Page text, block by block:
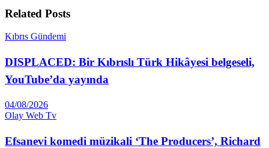
Related Posts
Kıbrıs Gündemi
DISPLACED: Bir Kıbrıslı Türk Hikâyesi belgeseli,
YouTube’da yayında
04/08/2026
Olay Web Tv
Efsanevi komedi müzikali ‘The Producers’, Richard